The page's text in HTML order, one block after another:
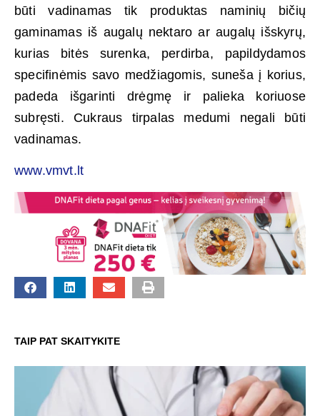
būti vadinamas tik produktas naminių bičių
gaminamas iš augalų nektaro ar augalų išskyrų,
kurias bitės surenka, perdirba, papildydamos
specifinėmis savo medžiagomis, suneša į korius,
padeda išgarinti drėgmę ir palieka koriuose
subręsti. Cukraus tirpalas medumi negali būti
vadinamas.
www.vmvt.lt
TAIP PAT SKAITYKITE